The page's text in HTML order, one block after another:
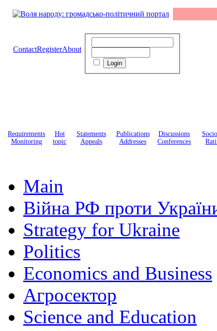
ContactRegisterAbout
Requirements
Monitoring
Hot
topic
Statements
Appeals
Publications
Addresses
Discussions
Conferences
Main
Війна РФ проти
Strategy for Ukraine
Politics
Economics and Business
Агросектор
Science and Education